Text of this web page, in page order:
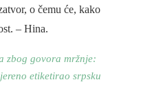
o čemu će, kako
– Hina.
zbog govora mržnje:
etiketirao srpsku